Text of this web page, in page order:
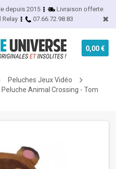
depuis 2015
Livraison offerte
Relay
07.66.72.98.83
0,00 €
Peluches Jeux Vidéo
Peluche Animal Crossing - Tom